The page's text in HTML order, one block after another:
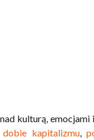
kulturą,
kapitalizmu,